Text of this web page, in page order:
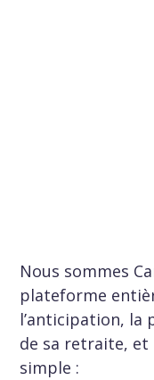
Nous sommes
plateforme
l’anticipation,
de sa retraite,
simple :